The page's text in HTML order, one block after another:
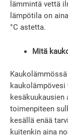
lämmintä vettä
lämpötila on
°C astetta.
Mitä
toimenpiteen
kesällä enää
kuitenkin aina